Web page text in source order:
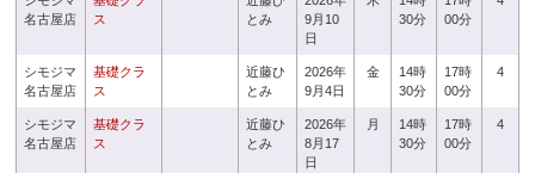
名古屋店
ス
とみ
9月10
日
30分
00分
シモジマ
名古屋店
基礎クラ
ス
近藤ひ
とみ
2026年
9月4日
金
14時
30分
17時
00分
4
シモジマ
名古屋店
基礎クラ
ス
近藤ひ
とみ
2026年
8月17
日
月
14時
30分
17時
00分
4